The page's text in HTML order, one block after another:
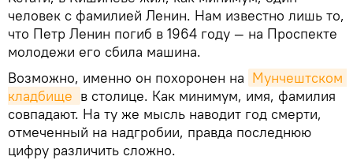
человек с фамилией Ленин. Нам известно лишь то,
что Петр Ленин погиб в 1964 году — на Проспекте
молодежи его сбила машина.
Возможно, именно он похоронен на Мунчештском
кладбище в столице. Как минимум, имя, фамилия
совпадают. На ту же мысль наводит год смерти,
отмеченный на надгробии, правда последнюю
цифру различить сложно.